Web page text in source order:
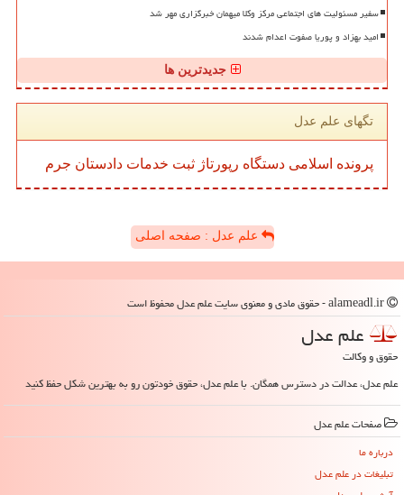
سفیر مسئولیت های اجتماعی مرکز وکلا میهمان خبرگزاری مهر شد
امید بهزاد و پوریا صفوت اعدام شدند
جدیدترین ها
تگهای علم عدل
پرونده اسلامی دستگاه رپورتاژ ثبت خدمات دادستان جرم
علم عدل : صفحه اصلی
علم عدل
حقوق و وکالت
علم عدل، عدالت در دسترس همگان. با علم عدل، حقوق خودتون رو به بهترین شکل حفظ کنید
صفحات علم عدل
درباره ما
تبلیغات در علم عدل